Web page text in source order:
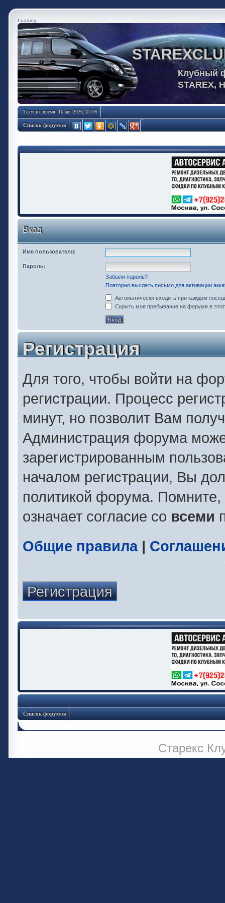
Loading
Клубный
STAREX,
Текущее время: 10 авг 2026, 07:09
Список форумов
Вход
Имя пользователя:
Пароль:
Забыли пароль?
Повторно выслать письмо для активации
Автоматически входить при каждом
Скрыть мое пребывание на форуме в
Регистрация
Для того, чтобы войти на
регистрации. Процесс
минут, но позволит Вам
Администрация форума
зарегистрированным
началом регистрации, Вы
политикой форума.
означает согласие со всеми
Общие правила|
Регистрация
Список форумов
Старекс